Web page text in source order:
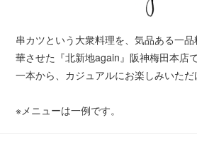
串カツという大衆料理を、気品ある一
華させた『北新地again』阪神梅田本店
一本から、カジュアルにお楽しみいただ
※メニューは一例です。